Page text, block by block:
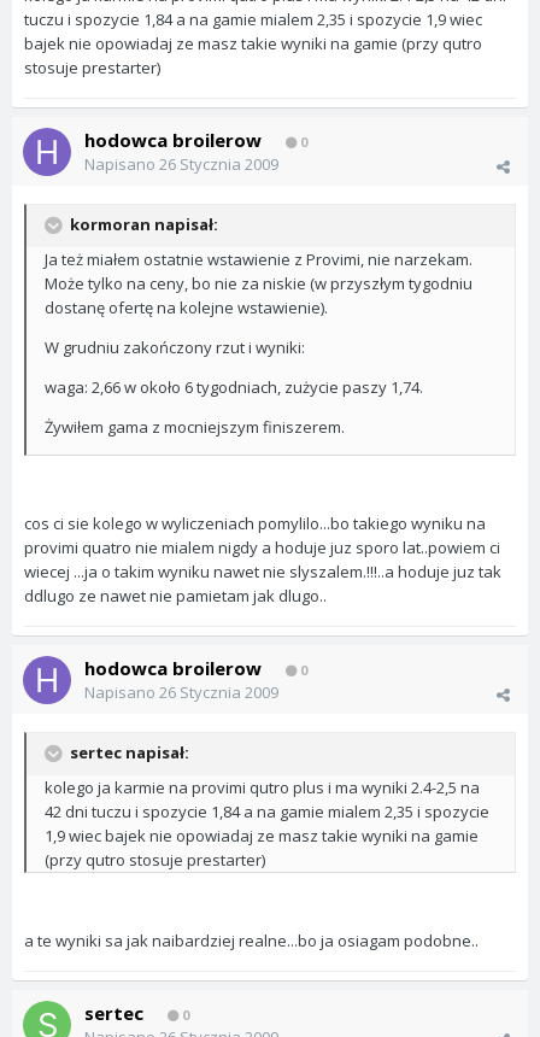
tuczu i spozycie 1,84 a na gamie mialem 2,35 i spozycie 1,9 wiec
bajek nie opowiadaj ze masz takie wyniki na gamie (przy qutro
stosuje prestarter)
hodowca broilerow 0
Napisano 26 Stycznia 2009
kormoran napisał:
Ja też miałem ostatnie wstawienie z Provimi, nie narzekam.
Może tylko na ceny, bo nie za niskie (w przyszłym tygodniu
dostanę ofertę na kolejne wstawienie).
W grudniu zakończony rzut i wyniki:
waga: 2,66 w około 6 tygodniach, zużycie paszy 1,74.
Żywiłem gama z mocniejszym finiszerem.
cos ci sie kolego w wyliczeniach pomylilo...bo takiego wyniku na
provimi quatro nie mialem nigdy a hoduje juz sporo lat..powiem ci
wiecej ...ja o takim wyniku nawet nie slyszalem.!!!..a hoduje juz tak
ddlugo ze nawet nie pamietam jak dlugo..
hodowca broilerow 0
Napisano 26 Stycznia 2009
sertec napisał:
kolego ja karmie na provimi qutro plus i ma wyniki 2.4-2,5 na
42 dni tuczu i spozycie 1,84 a na gamie mialem 2,35 i spozycie
1,9 wiec bajek nie opowiadaj ze masz takie wyniki na gamie
(przy qutro stosuje prestarter)
a te wyniki sa jak naibardziej realne...bo ja osiagam podobne..
sertec 0